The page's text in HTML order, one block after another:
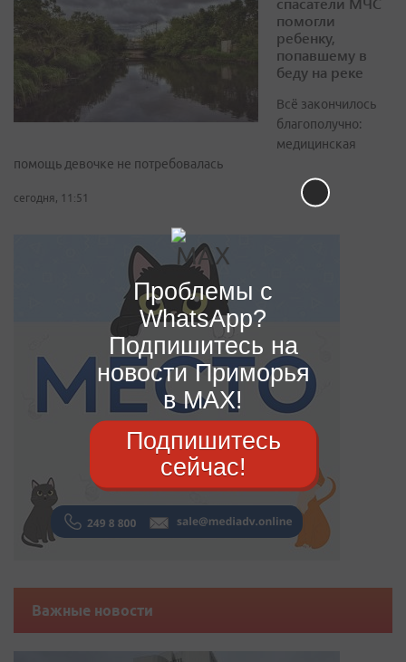
помогли
ребенку,
попавшему в
беду на реке
Всё закончилось
благополучно:
медицинская
помощь девочке не потребовалась
сегодня, 11:51
Важные новости
Проблемы с
WhatsApp?
Подпишитесь на
новости Приморья
в MAX!
Подпишитесь
сейчас!